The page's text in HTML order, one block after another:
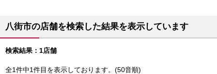
八街市の店舗を検索した結果を表示しています
検索結果：1店舗
全1件中1件目を表示しております。(50音順)